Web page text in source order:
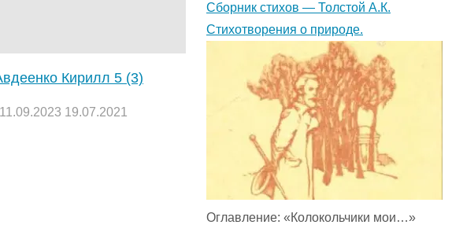
Кирилл 5 (3)
11.09.2023 19.07.2021
Сборник стихов — Толстой А.К.
Стихотворения о природе.
Оглавление: «Колокольчики мои…»